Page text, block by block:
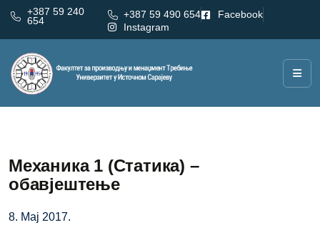
+387 59 240
654
+387 59 490 654
Facebook
Instagram
Механика 1 (Статика) –
обавјештење
8. Мај 2017.